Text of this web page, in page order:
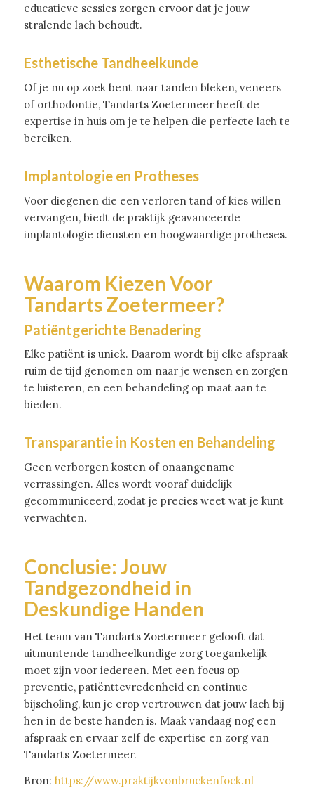
educatieve sessies zorgen ervoor dat je jouw
stralende lach behoudt.
Esthetische Tandheelkunde
Of je nu op zoek bent naar tanden bleken, veneers
of orthodontie, Tandarts Zoetermeer heeft de
expertise in huis om je te helpen die perfecte lach te
bereiken.
Implantologie en Protheses
Voor diegenen die een verloren tand of kies willen
vervangen, biedt de praktijk geavanceerde
implantologie diensten en hoogwaardige protheses.
Waarom Kiezen Voor
Tandarts Zoetermeer?
Patiëntgerichte Benadering
Elke patiënt is uniek. Daarom wordt bij elke afspraak
ruim de tijd genomen om naar je wensen en zorgen
te luisteren, en een behandeling op maat aan te
bieden.
Transparantie in Kosten en Behandeling
Geen verborgen kosten of onaangename
verrassingen. Alles wordt vooraf duidelijk
gecommuniceerd, zodat je precies weet wat je kunt
verwachten.
Conclusie: Jouw
Tandgezondheid in
Deskundige Handen
Het team van Tandarts Zoetermeer gelooft dat
uitmuntende tandheelkundige zorg toegankelijk
moet zijn voor iedereen. Met een focus op
preventie, patiënttevredenheid en continue
bijscholing, kun je erop vertrouwen dat jouw lach bij
hen in de beste handen is. Maak vandaag nog een
afspraak en ervaar zelf de expertise en zorg van
Tandarts Zoetermeer.
Bron: https://www.praktijkvonbruckenfock.nl